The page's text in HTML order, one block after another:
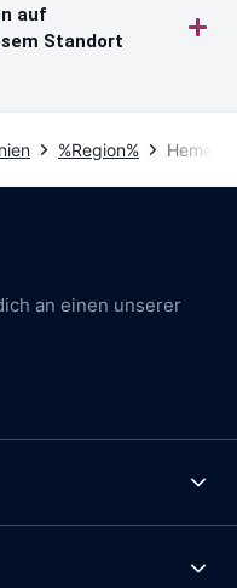
auf
Standort
%Region% Hemel
an einen unserer